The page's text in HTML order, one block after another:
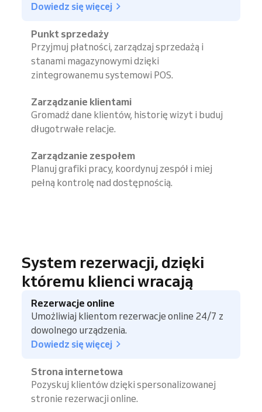
Dowiedz się więcej
Punkt sprzedaży
Przyjmuj płatności, zarządzaj sprzedażą i
stanami magazynowymi dzięki
zintegrowanemu systemowi POS.
Zarządzanie klientami
Gromadź dane klientów, historię wizyt i buduj
długotrwałe relacje.
Zarządzanie zespołem
Planuj grafiki pracy, koordynuj zespół i miej
pełną kontrolę nad dostępnością.
System rezerwacji, dzięki
któremu klienci wracają
Rezerwacje online
Umożliwiaj klientom rezerwacje online 24/7 z
dowolnego urządzenia.
Dowiedz się więcej
Strona internetowa
Pozyskuj klientów dzięki spersonalizowanej
stronie rezerwacji online.